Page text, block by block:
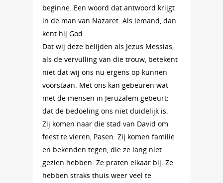
beginne. Een woord dat antwoord krijgt
in de man van Nazaret. Als iemand, dan
kent hij God.
Dat wij deze belijden als Jezus Messias,
als de vervulling van die trouw, betekent
niet dat wij ons nu ergens op kunnen
voorstaan. Met ons kan gebeuren wat
met de mensen in Jeruzalem gebeurt:
dat de bedoeling ons niet dui­de­lijk is.
Zij komen naar die stad van Da­vid om
feest te vie­ren, Pasen. Zij komen familie
en bekenden te­gen, die ze lang niet
gezien hebben. Ze praten elkaar bij. Ze
hebben straks thuis weer veel te